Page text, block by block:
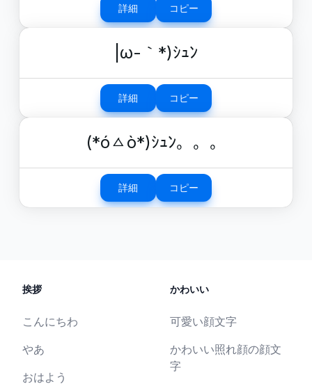
詳細 コピー
|ω-｀*)ｼｭﾝ
詳細 コピー
(*óㅿò*)ｼｭﾝ。。。
詳細 コピー
挨拶
こんにちわ
やあ
おはよう
かわいい
可愛い顔文字
かわいい照れ顔の顔文
字